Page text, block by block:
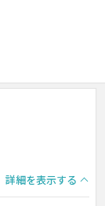
詳細を表示する